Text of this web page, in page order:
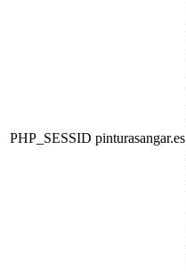
PHP_SESSID pinturasangar.es